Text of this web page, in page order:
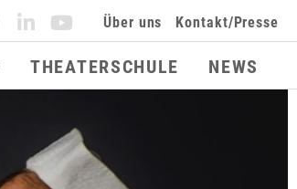
Über uns Kontakt/Presse
THEATERSCHULE NEWS